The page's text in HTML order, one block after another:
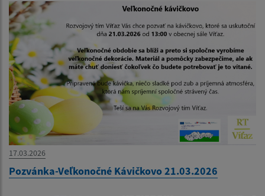
17.03.2026
Pozvánka-Veľkonočné Kávičkovo 21.03.2026